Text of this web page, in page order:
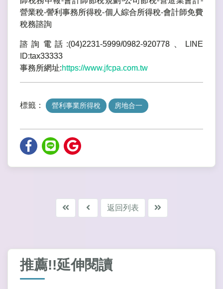
營業稅-謍利事務所得稅-個人綜合所得稅-會計師免費
稅務諮詢
諮詢電話:(04)2231-5999/0982-920778、LINE
ID:tax33333
事務所網址:https://www.jfcpa.com.tw
標籤： 營利事業所得稅 房地合一
返回列表
推薦!!延伸閱讀